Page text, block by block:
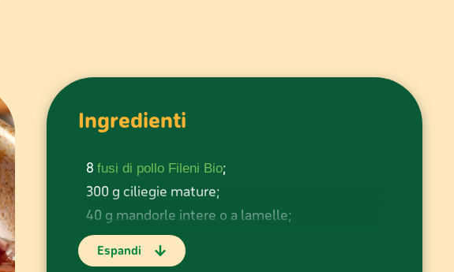
Ingredienti
8fusi di pollo Fileni Bio;
300 g ciliegie mature;
40 g mandorle intere o a lamelle;
1 cipolla rossa;
zeste di limone q.b.;
Espandi